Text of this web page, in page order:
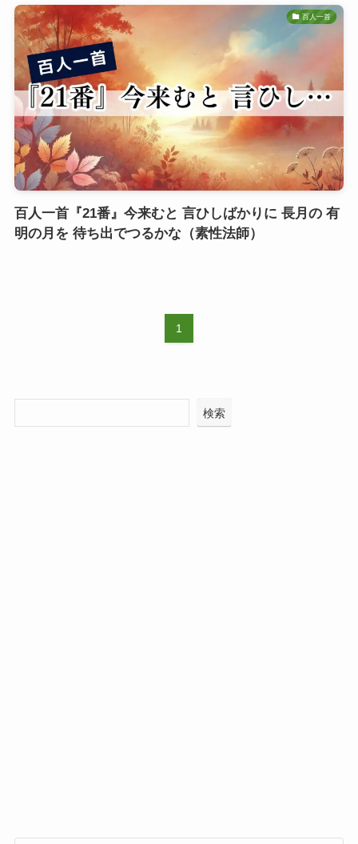
百人一首
百人一首『21番』今来むと 言ひしばかりに 長月の 有
明の月を 待ち出でつるかな（素性法師）
1
検索